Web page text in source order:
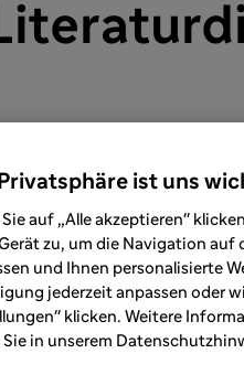
SLD 245
Privatsphäre ist uns
Sie auf „Alle akzeptieren"
Gerät zu, um die Navigation
und Ihnen personalisierte
jederzeit anpassen oder
klicken. Weitere
in unserem